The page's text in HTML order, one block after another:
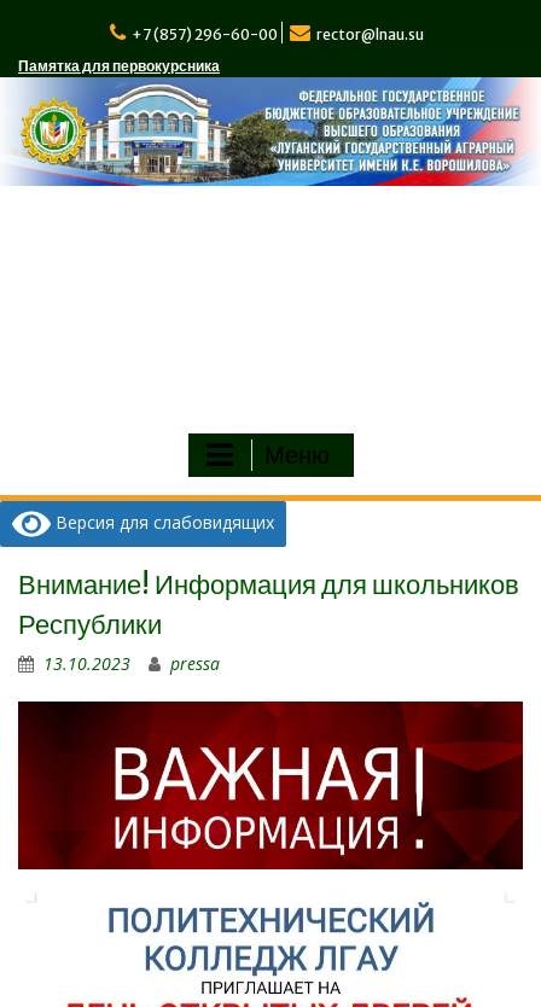
содержимому
+7 (857) 296-60-00
rector@lnau.su
Памятка для первокурсника
Меню
Версия для слабовидящих
Внимание! Информация для школьников
Республики
13.10.2023 pressa